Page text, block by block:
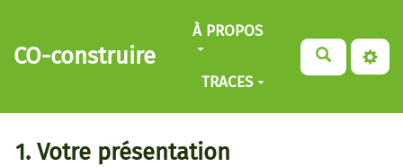
Aller au contenu principal
CO-construire
À PROPOS
TRACES
1. Votre présentation